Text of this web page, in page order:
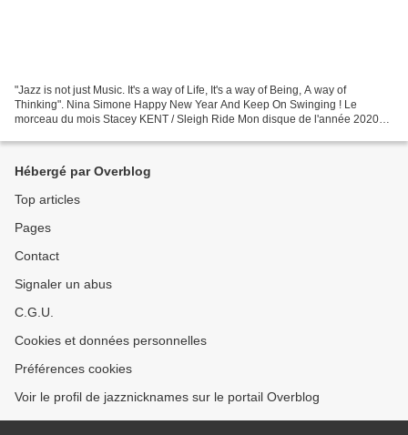
"Jazz is not just Music. It's a way of Life, It's a way of Being, A way of
Thinking". Nina Simone Happy New Year And Keep On Swinging ! Le
morceau du mois Stacey KENT / Sleigh Ride Mon disque de l'année 2020
Hébergé par Overblog
Top articles
Pages
Contact
Signaler un abus
C.G.U.
Cookies et données personnelles
Préférences cookies
Voir le profil de jazznicknames sur le portail Overblog